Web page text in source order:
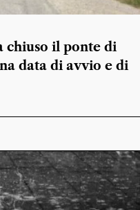
chiuso il ponte di
data di avvio e di